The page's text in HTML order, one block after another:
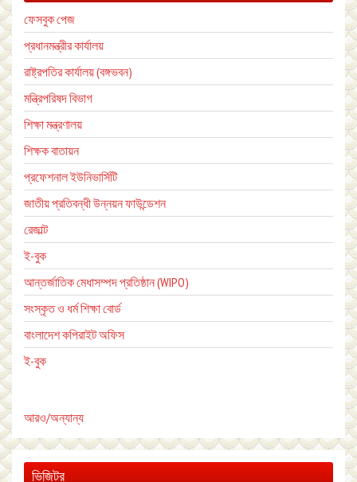
ফেসবুক পেজ
প্রধানমন্ত্রীর কার্যালয়
রাষ্ট্রপতির কার্যালয় (বঙ্গভবন)
মন্ত্রিপরিষদ বিভাগ
শিক্ষা মন্ত্রণালয়
শিক্ষকবাতায়ন
প্রফেশনাল ইউনিভার্সিটি
জাতীয় প্রতিবন্ধী উন্নয়ন ফাউন্ডেশন
রেজাল্ট
ই-বুক
আন্তর্জাতিক মেধাসম্পদ প্রতিষ্ঠান (WIPO)
সংস্কৃত ও ধর্ম শিক্ষা বোর্ড
বাংলাদেশ কপিরাইট অফিস
ই-বুক
আরও/অন্যান্য
ভিজিটর